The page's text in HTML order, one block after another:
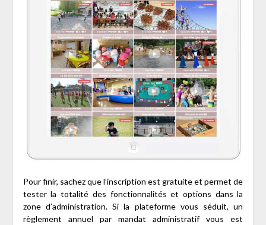
Pour finir, sachez que l’inscription est gratuite et permet de
tester la totalité des fonctionnalités et options dans la
zone d’administration. Si la plateforme vous séduit, un
règlement annuel par mandat administratif vous est